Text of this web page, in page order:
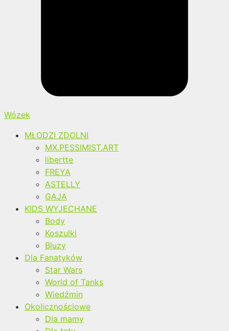
Wózek
MŁODZI ZDOLNI
MX.PESSIMIST.ART
libertte
FREYA
ASTELLY
GAJA
KIDS WYJECHANE
Body
Koszulki
Bluzy
Dla Fanatyków
Star Wars
World of Tanks
Wiedźmin
Okolicznościowe
Dla mamy